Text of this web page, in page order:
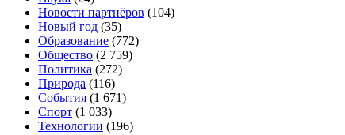
Новости партнёров (104)
Новый год (35)
Образование (772)
Общество (2 759)
Политика (272)
Природа (116)
События (1 671)
Спорт (1 033)
Технологии (196)